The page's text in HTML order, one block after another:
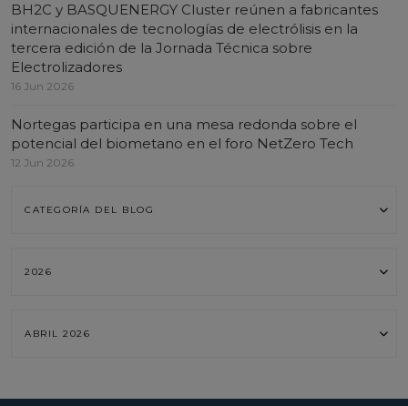
BH2C y BASQUENERGY Cluster reúnen a fabricantes
internacionales de tecnologías de electrólisis en la
tercera edición de la Jornada Técnica sobre
Electrolizadores
16 Jun 2026
Nortegas participa en una mesa redonda sobre el
potencial del biometano en el foro NetZero Tech
12 Jun 2026